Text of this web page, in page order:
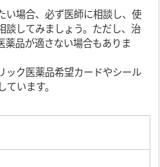
場合、必ず医師に相談し、使
談してみましょう。ただし、治
薬品が適さない場合もありま
ク医薬品希望カードやシール
います。